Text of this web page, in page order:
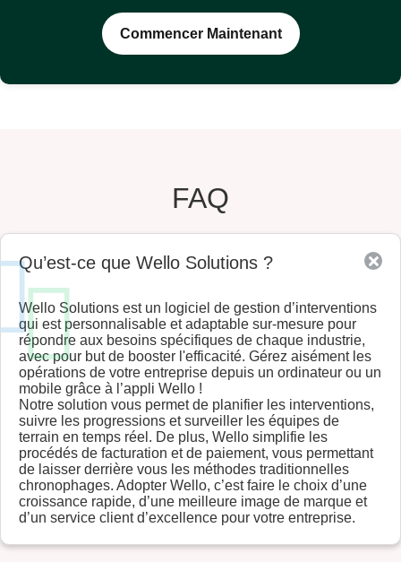
Commencer Maintenant
FAQ
Qu’est-ce que Wello Solutions ?
Wello Solutions est un logiciel de gestion d’interventions
qui est personnalisable et adaptable sur-mesure pour
répondre aux besoins spécifiques de chaque industrie,
avec pour but de booster l'efficacité. Gérez aisément les
opérations de votre entreprise depuis un ordinateur ou un
mobile grâce à l’appli Wello !
Notre solution vous permet de planifier les interventions,
suivre les progressions et surveiller les équipes de
terrain en temps réel. De plus, Wello simplifie les
procédés de facturation et de paiement, vous permettant
de laisser derrière vous les méthodes traditionnelles
chronophages. Adopter Wello, c’est faire le choix d’une
croissance rapide, d’une meilleure image de marque et
d’un service client d’excellence pour votre entreprise.